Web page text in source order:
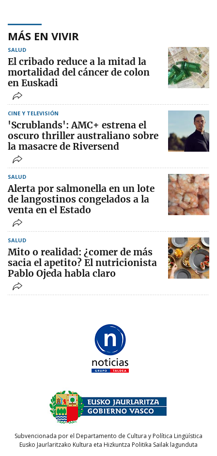
MÁS EN VIVIR
SALUD
El cribado reduce a la mitad la
mortalidad del cáncer de colon
en Euskadi
CINE Y TELEVISIÓN
'Scrublands': AMC+ estrena el
oscuro thriller australiano sobre
la masacre de Riversend
SALUD
Alerta por salmonella en un lote
de langostinos congelados a la
venta en el Estado
SALUD
Mito o realidad: ¿comer de más
sacia el apetito? El nutricionista
Pablo Ojeda habla claro
Subvencionada por el Departamento de Cultura y Política Lingüística
Eusko Jaurlaritzako Kultura eta Hizkuntza Politika Sailak lagunduta